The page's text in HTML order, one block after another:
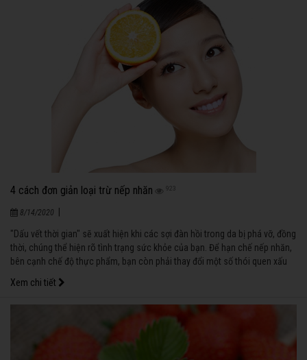
4 cách đơn giản loại trừ nếp nhăn 923
8/14/2020
"Dấu vết thời gian" sẽ xuất hiện khi các sợi đàn hồi trong da bị phá vỡ, đồng
thời, chúng thể hiện rõ tình trạng sức khỏe của bạn. Để hạn chế nếp nhăn,
bên cạnh chế độ thực phẩm, bạn còn phải thay đổi một số thói quen xấu
có ảnh hưởng trực tiếp.
Xem chi tiết